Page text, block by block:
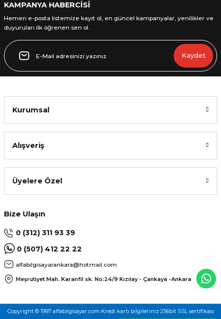
KAMPANYA HABERCİSİ
Hemen e-posta listemize kayıt ol, en güncel kampanyalar, yenilikler ve
duyuruları ilk öğrenen sen ol.
Kaydet
Kurumsal
Alışveriş
Üyelere Özel
Bize Ulaşın
0 (312) 311 93 39
0 (507) 412 22 22
alfabilgisayarankara@hotmail.com
Meşrutiyet Mah. Karanfil sk. No:24/9 Kızılay - Çankaya -Ankara
Copyright © 1997 alfabilgisayar.com Kredi kartı bilgileriniz 256bit SSL sertifikası